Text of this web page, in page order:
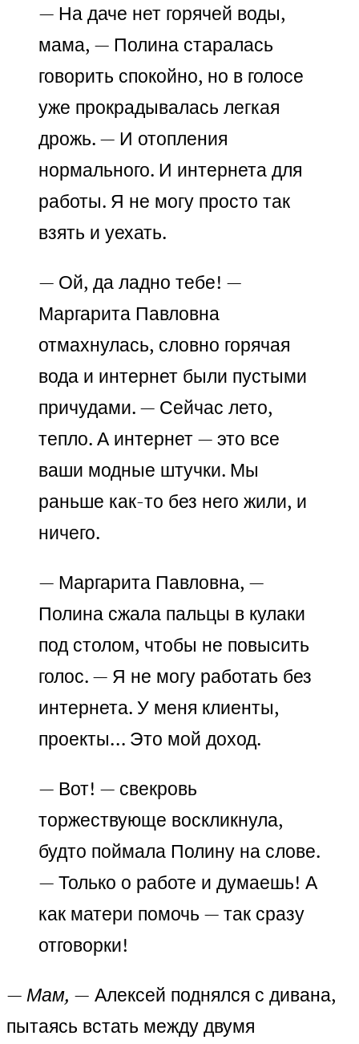
— На даче нет горячей воды,
мама, — Полина старалась
говорить спокойно, но в голосе
уже прокрадывалась легкая
дрожь. — И отопления
нормального. И интернета для
работы. Я не могу просто так
взять и уехать.
— Ой, да ладно тебе! —
Маргарита Павловна
отмахнулась, словно горячая
вода и интернет были пустыми
причудами. — Сейчас лето,
тепло. А интернет — это все
ваши модные штучки. Мы
раньше как-то без него жили, и
ничего.
— Маргарита Павловна, —
Полина сжала пальцы в кулаки
под столом, чтобы не повысить
голос. — Я не могу работать без
интернета. У меня клиенты,
проекты… Это мой доход.
— Вот! — свекровь
торжествующе воскликнула,
будто поймала Полину на слове.
— Только о работе и думаешь! А
как матери помочь — так сразу
отговорки!
—Мам, — Алексей поднялся с дивана,
пытаясь встать между двумя